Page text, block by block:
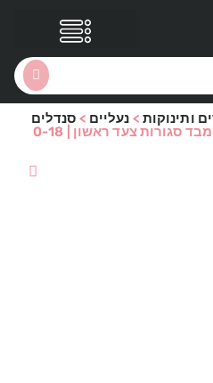
ותינוקות > נעליים > סנדלים
סנדלים מבד סגורות צעד ראשון | 0-18